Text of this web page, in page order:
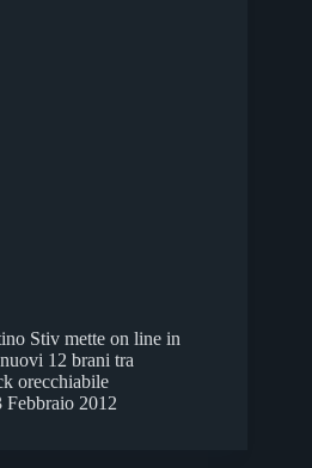
Stiv mette on line in
12 brani tra
orecchiabile
Febbraio 2012